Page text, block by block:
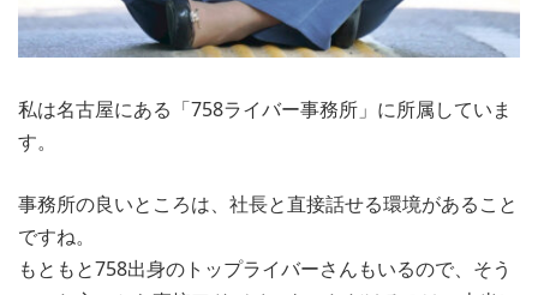
私は名古屋にある「758ライバー事務所」に所属していま
す。
事務所の良いところは、社長と直接話せる環境があること
ですね。
もともと758出身のトップライバーさんもいるので、そう